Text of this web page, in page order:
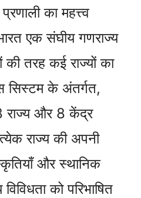
का महत्त्व
एक संघीय गणराज्य
की तरह कई राज्यों का
के अंतर्गत,
और 8 केंद्र
राज्य की अपनी
और स्थानिक
को परिभाषित